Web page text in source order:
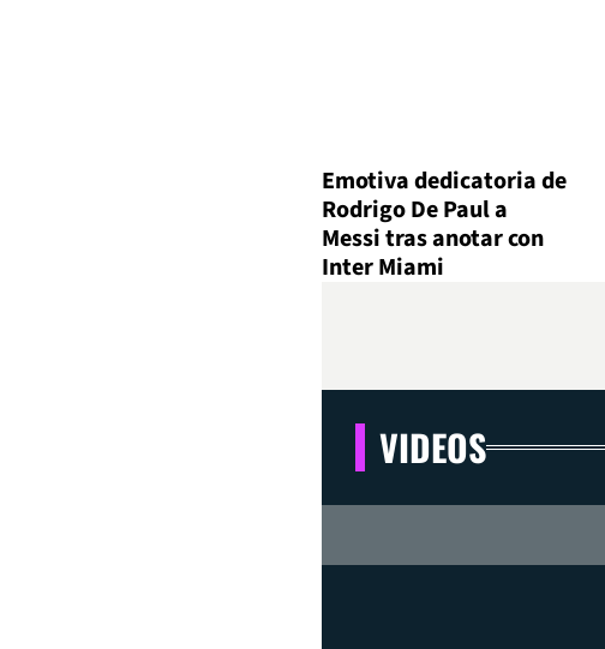
Emotiva dedicatoria de
Rodrigo De Paul a
Messi tras anotar con
Inter Miami
VIDEOS